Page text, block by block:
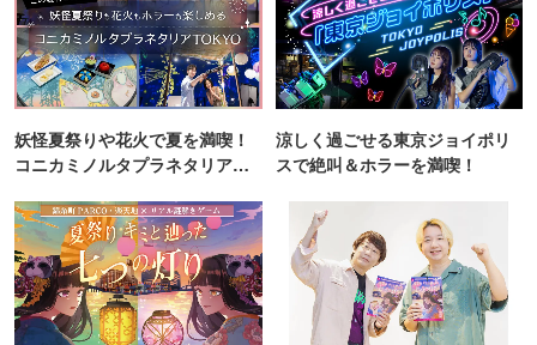
妖怪夏祭りや花火で夏を満喫！
コニカミノルタプラネタリア
涼しく過ごせる東京ジョイポリ
スで絶叫＆ホラーを満喫！